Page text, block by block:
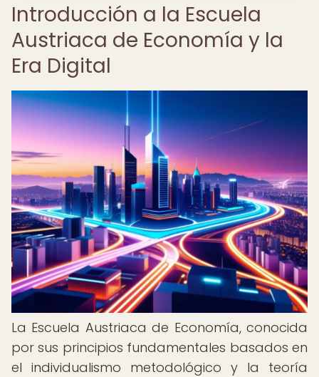
Introducción a la Escuela
Austriaca de Economía y la
Era Digital
La Escuela Austriaca de Economía, conocida
por sus principios fundamentales basados en
el individualismo metodológico y la teoría